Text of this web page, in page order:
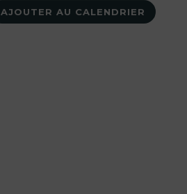
AJOUTER AU CALENDRIER